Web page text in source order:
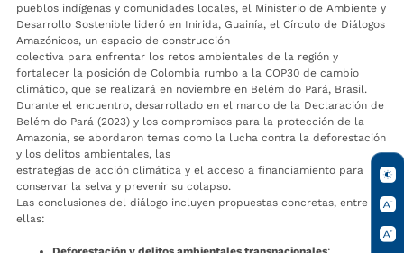
pueblos indígenas y comunidades locales, el Ministerio de Ambiente y
Desarrollo Sostenible lideró en Inírida, Guainía, el Círculo de Diálogos
Amazónicos, un espacio de construcción
colectiva para enfrentar los retos ambientales de la región y
fortalecer la posición de Colombia rumbo a la COP30 de cambio
climático, que se realizará en noviembre en Belém do Pará, Brasil.
Durante el encuentro, desarrollado en el marco de la Declaración de
Belém do Pará (2023) y los compromisos para la protección de la
Amazonia, se abordaron temas como la lucha contra la deforestación
y los delitos ambientales, las
estrategias de acción climática y el acceso a financiamiento para
conservar la selva y prevenir su colapso.
Las conclusiones del diálogo incluyen propuestas concretas, entre
ellas: